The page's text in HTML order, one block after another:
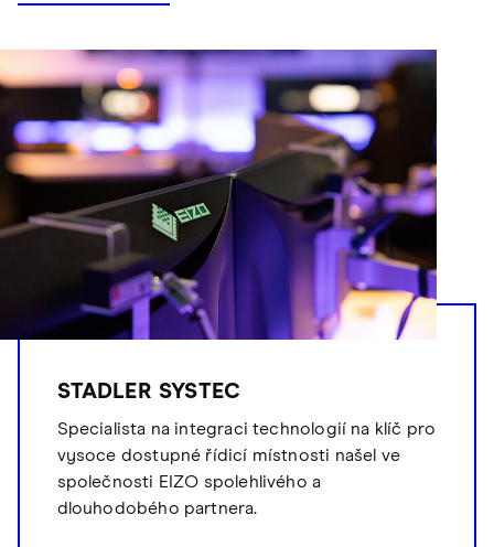
STADLER SYSTEC
Specialista na integraci technologií na klíč pro
vysoce dostupné řídicí místnosti našel ve
společnosti EIZO spolehlivého a
dlouhodobého partnera.